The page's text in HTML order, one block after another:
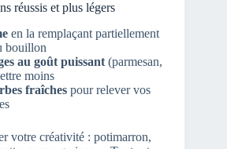
réussis et plus légers
en la remplaçant partiellement
bouillon
au goût puissant (parmesan,
moins
fraîches pour relever vos
votre créativité : potimarron,